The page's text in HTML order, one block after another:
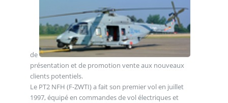
de
présentation et de promotion vente aux nouveaux
clients potentiels.
Le PT2 NFH (F-ZWTI) a fait son premier vol en juillet
1997, équipé en commandes de vol électriques et